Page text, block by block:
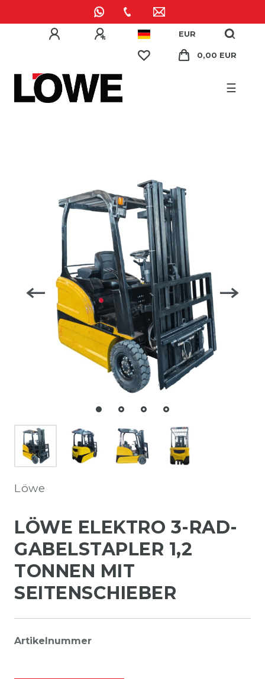
EUR
0,00 EUR
☰
Löwe
LÖWE ELEKTRO 3-RAD-
GABELSTAPLER 1,2
TONNEN MIT
SEITENSCHIEBER
Artikelnummer